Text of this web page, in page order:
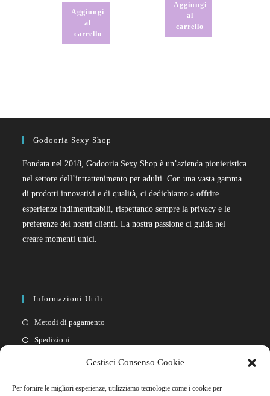
Gestisci Consenso Cookie
Per fornire le migliori esperienze, utilizziamo tecnologie come i cookie per
Aggiungi
al
carrello
Aggiungi
al
carrello
Godooria Sexy Shop
Fondata nel 2018, Godooria Sexy Shop è un’azienda pionieristica
nel settore dell’intrattenimento per adulti. Con una vasta gamma
di prodotti innovativi e di qualità, ci dedichiamo a offrire
esperienze indimenticabili, rispettando sempre la privacy e le
preferenze dei nostri clienti. La nostra passione ci guida nel
creare momenti unici.
Informazioni Utili
Metodi di pagamento
Spedizioni
Cookie policy